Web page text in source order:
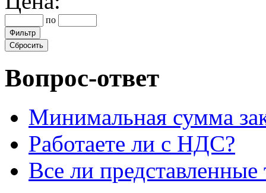
по
Вопрос-ответ
Минимальная сумма
Работаете ли с НДС?
Все ли